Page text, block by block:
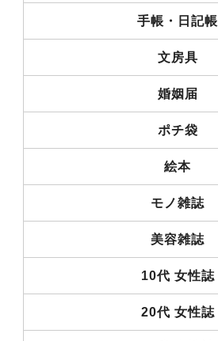
手帳・日記帳
文房具
婚姻届
ポチ袋
絵本
モノ雑誌
美容雑誌
10代 女性誌
20代 女性誌